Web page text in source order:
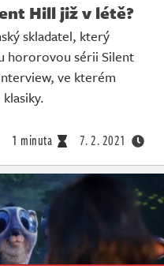
Hill již v létě?
skladatel, který
hororovou sérii Silent
ve kterém
1 minuta 7. 2. 2021